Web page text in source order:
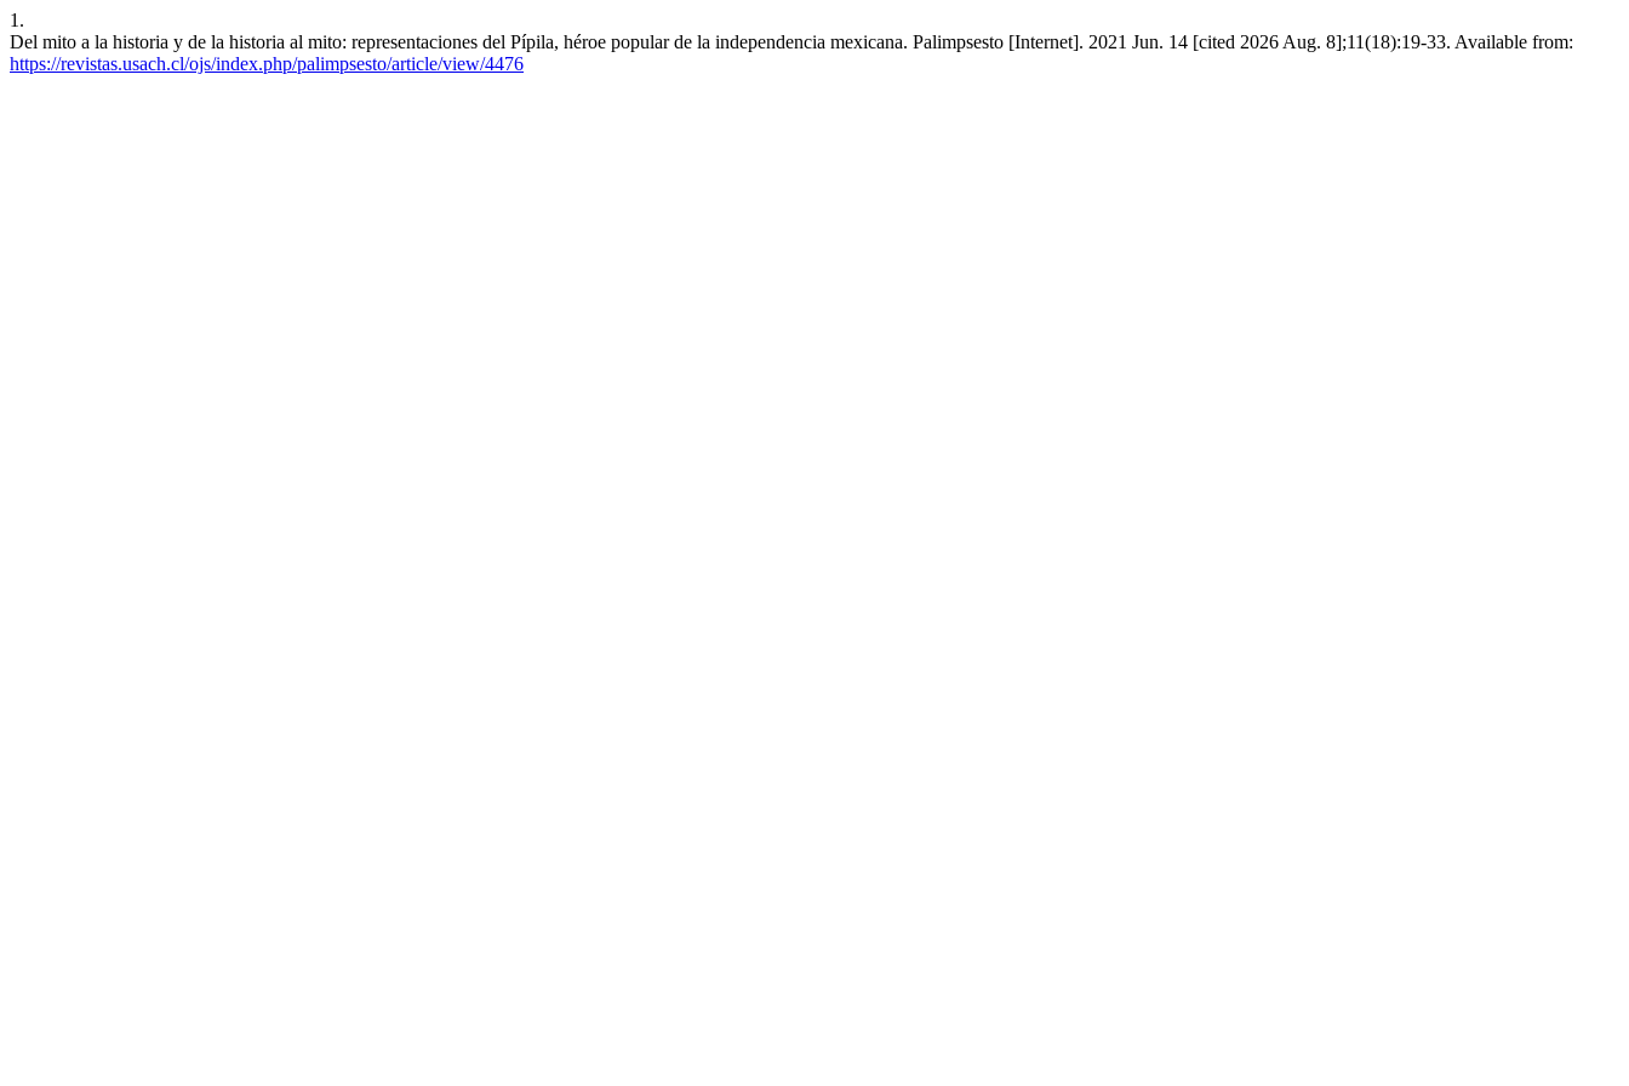
1.
Del mito a la historia y de la historia al mito: representaciones del Pípila, héroe popular de la independencia mexicana. Palimpsesto [Internet]. 2021 Jun. 14 [cited 2026 Aug. 8];11(18):19-33. Available from:
https://revistas.usach.cl/ojs/index.php/palimpsesto/article/view/4476